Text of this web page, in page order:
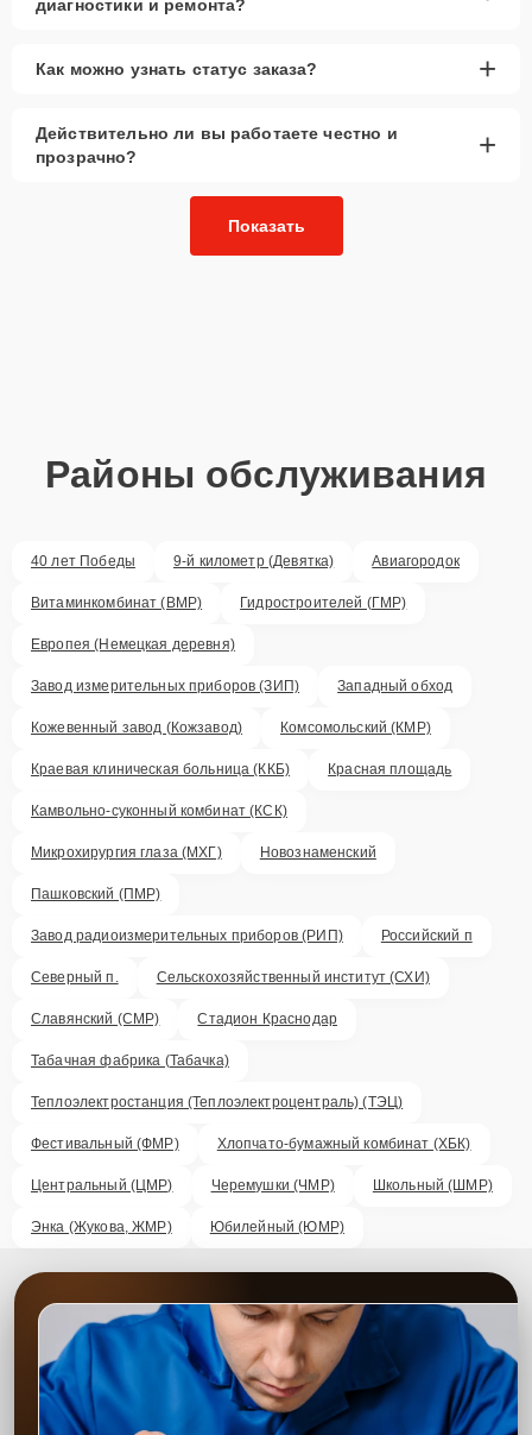
диагностики и ремонта?
Как можно узнать статус заказа? +
Действительно ли вы работаете честно и
прозрачно?
+
Показать
Районы обслуживания
40 лет Победы 9-й километр (Девятка) Авиагородок
Витаминкомбинат (ВМР) Гидростроителей (ГМР)
Европея (Немецкая деревня)
Завод измерительных приборов (ЗИП) Западный обход
Кожевенный завод (Кожзавод) Комсомольский (КМР)
Краевая клиническая больница (ККБ) Красная площадь
Камвольно-суконный комбинат (КСК)
Микрохирургия глаза (МХГ) Новознаменский
Пашковский (ПМР)
Завод радиоизмерительных приборов (РИП) Российский п
Северный п. Сельскохозяйственный институт (СХИ)
Славянский (СМР) Стадион Краснодар
Табачная фабрика (Табачка)
Теплоэлектростанция (Теплоэлектроцентраль) (ТЭЦ)
Фестивальный (ФМР) Хлопчато-бумажный комбинат (ХБК)
Центральный (ЦМР) Черемушки (ЧМР) Школьный (ШМР)
Энка (Жукова, ЖМР) Юбилейный (ЮМР)